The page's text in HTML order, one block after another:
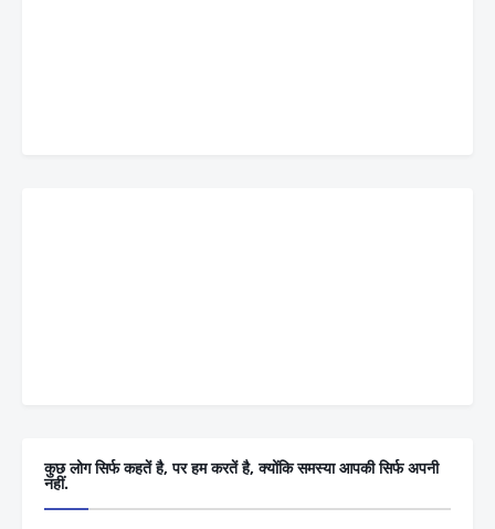
कुछ लोग सिर्फ कहतें है, पर हम करतें है, क्योंकि समस्या आपकी सिर्फ अपनी
नहीं.